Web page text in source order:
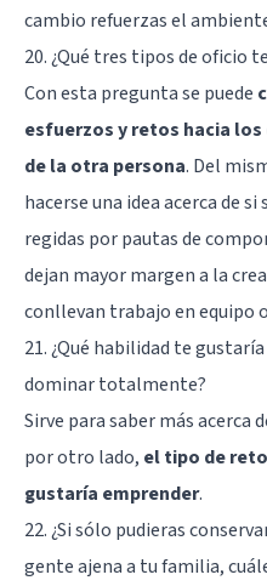
cambio refuerzas el
20. ¿Qué tres tipos de oficio
Con esta pregunta se puede
esfuerzos y retos hacia
de la otra persona. Del
hacerse una idea acerca de
regidas por pautas de
dejan mayor margen a la
conllevan trabajo en equipo
21. ¿Qué habilidad te
dominar totalmente?
Sirve para saber más acerca
por otro lado, el tipo de
gustaría emprender.
22. ¿Si sólo pudieras
gente ajena a tu familia,